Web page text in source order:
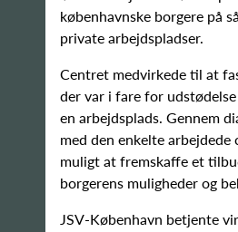
københavnske borgere på
private arbejdspladser.
Centret medvirkede til at
der var i fare for
en arbejdsplads. Gennem
med den enkelte
muligt at fremskaffe et
borgerens muligheder og
JSV-København betjente